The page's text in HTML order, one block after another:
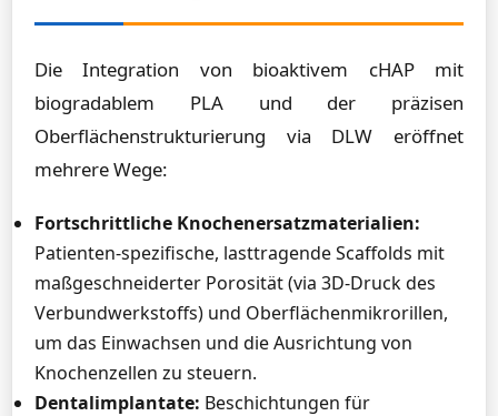
Die Integration von bioaktivem cHAP mit
biogradablem PLA und der präzisen
Oberflächenstrukturierung via DLW eröffnet
mehrere Wege:
Fortschrittliche Knochenersatzmaterialien:
Patienten-spezifische, lasttragende Scaffolds mit
maßgeschneiderter Porosität (via 3D-Druck des
Verbundwerkstoffs) und Oberflächenmikrorillen,
um das Einwachsen und die Ausrichtung von
Knochenzellen zu steuern.
Dentalimplantate: Beschichtungen für